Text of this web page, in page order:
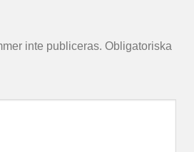
inte publiceras. Obligatoriska